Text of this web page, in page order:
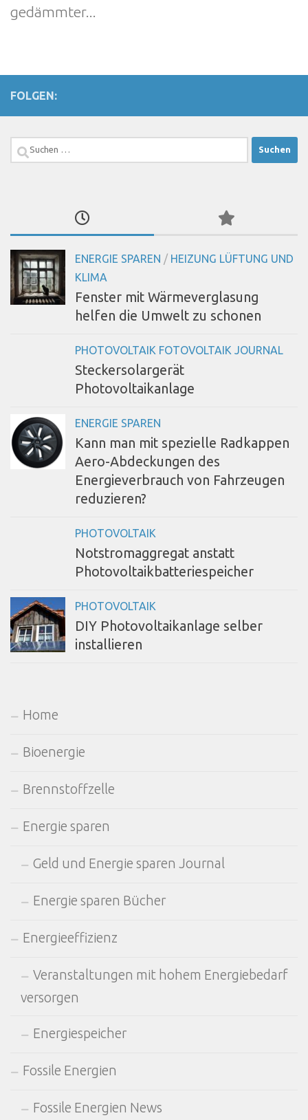
gedämmter...
FOLGEN:
Suchen
ENERGIE SPAREN / HEIZUNG LÜFTUNG UND
KLIMA
Fenster mit Wärmeverglasung
helfen die Umwelt zu schonen
PHOTOVOLTAIK FOTOVOLTAIK JOURNAL
Steckersolargerät
Photovoltaikanlage
ENERGIE SPAREN
Kann man mit spezielle Radkappen
Aero-Abdeckungen des
Energieverbrauch von Fahrzeugen
reduzieren?
PHOTOVOLTAIK
Notstromaggregat anstatt
Photovoltaikbatteriespeicher
PHOTOVOLTAIK
DIY Photovoltaikanlage selber
installieren
Home
Bioenergie
Brennstoffzelle
Energie sparen
Geld und Energie sparen Journal
Energie sparen Bücher
Energieeffizienz
Veranstaltungen mit hohem Energiebedarf
versorgen
Energiespeicher
Fossile Energien
Fossile Energien News